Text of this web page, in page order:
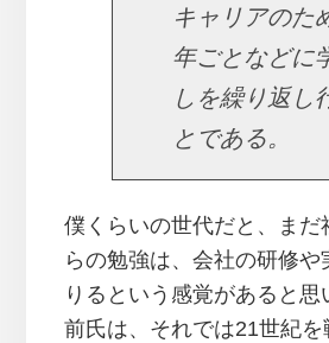
キャリアのた
年ごとなどに
しを繰り返し
とである。
僕くらいの世代だと、まだ
らの勉強は、会社の研修や
りるという感覚があると思
前氏は、それでは21世紀